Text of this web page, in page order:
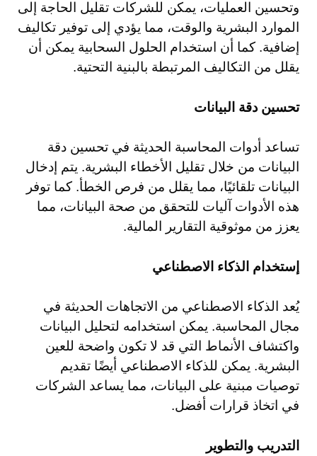
وتحسين العمليات، يمكن للشركات تقليل الحاجة إلى
الموارد البشرية والوقت، مما يؤدي إلى توفير تكاليف
إضافية. كما أن استخدام الحلول السحابية يمكن أن
يقلل من التكاليف المرتبطة بالبنية التحتية.
تحسين دقة البيانات
تساعد أدوات المحاسبة الحديثة في تحسين دقة
البيانات من خلال تقليل الأخطاء البشرية. يتم إدخال
البيانات تلقائيًا، مما يقلل من فرص الخطأ. كما توفر
هذه الأدوات آليات للتحقق من صحة البيانات، مما
يعزز من موثوقية التقارير المالية.
إستخدام الذكاء الاصطناعي
يُعد الذكاء الاصطناعي من الاتجاهات الحديثة في
مجال المحاسبة. يمكن استخدامه لتحليل البيانات
واكتشاف الأنماط التي قد لا تكون واضحة للعين
البشرية. يمكن للذكاء الاصطناعي أيضًا تقديم
توصيات مبنية على البيانات، مما يساعد الشركات
في اتخاذ قرارات أفضل.
التدريب والتطوير